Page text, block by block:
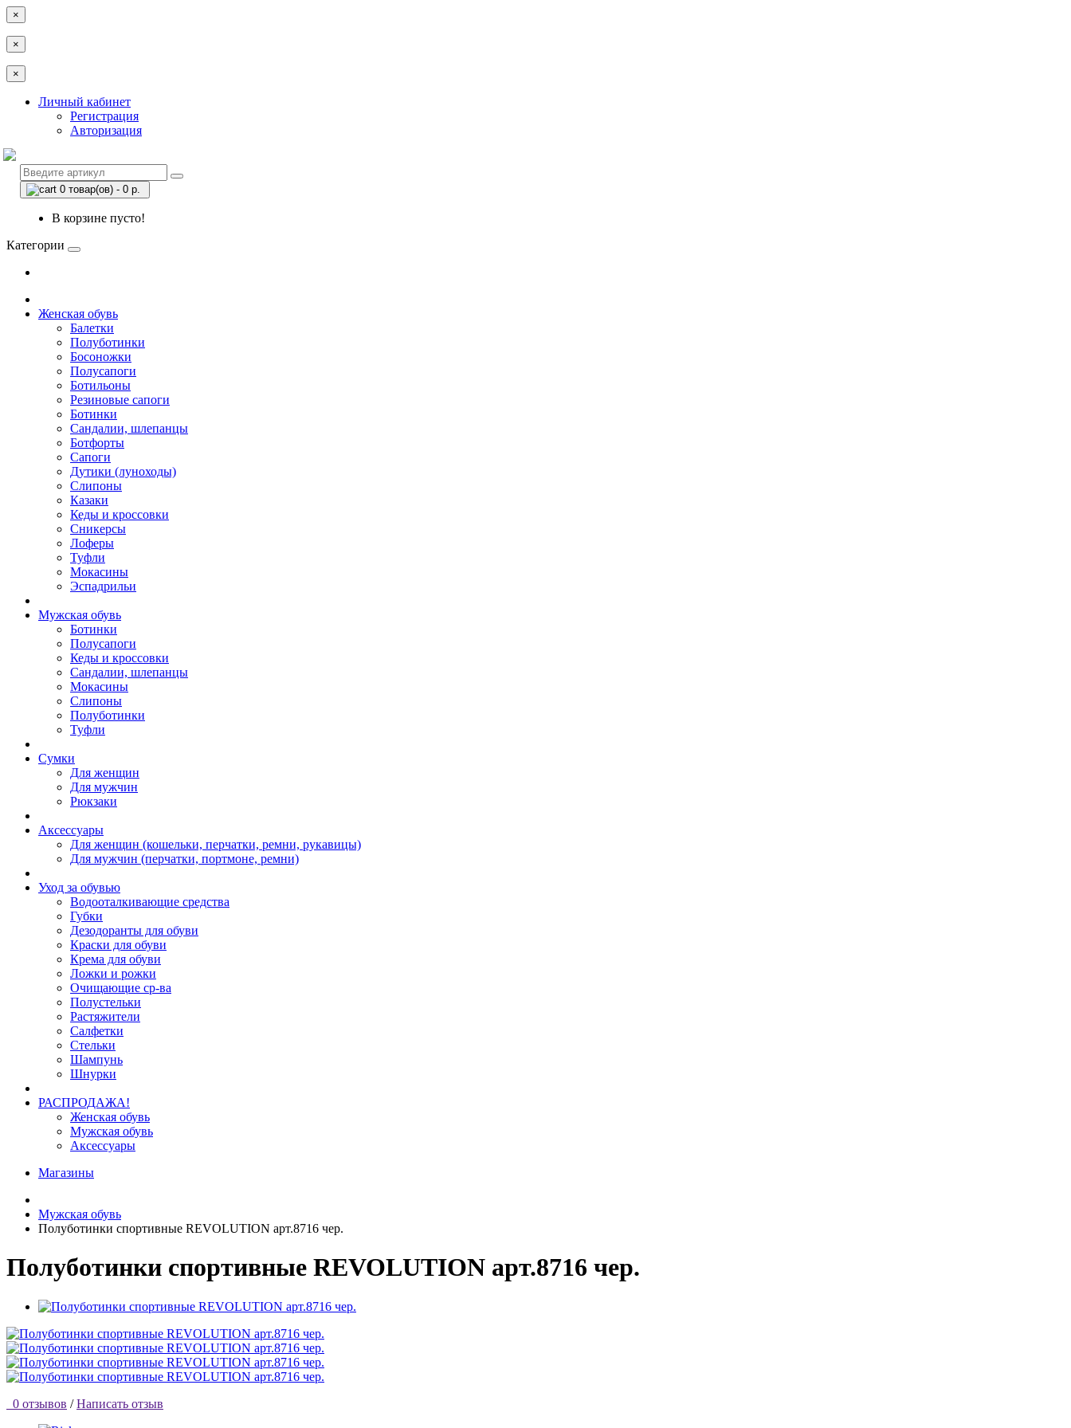
×
×
×
Личный кабинет
Регистрация
Авторизация
0 товар(ов) - 0 р.
В корзине пусто!
Категории
Женская обувь
Балетки
Полуботинки
Босоножки
Полусапоги
Ботильоны
Резиновые сапоги
Ботинки
Сандалии, шлепанцы
Ботфорты
Сапоги
Дутики (луноходы)
Слипоны
Казаки
Кеды и кроссовки
Сникерсы
Лоферы
Туфли
Мокасины
Эспадрильи
Мужская обувь
Ботинки
Полусапоги
Кеды и кроссовки
Сандалии, шлепанцы
Мокасины
Слипоны
Полуботинки
Туфли
Сумки
Для женщин
Для мужчин
Рюкзаки
Аксессуары
Для женщин (кошельки, перчатки, ремни, рукавицы)
Для мужчин (перчатки, портмоне, ремни)
Уход за обувью
Водооталкивающие средства
Губки
Дезодоранты для обуви
Краски для обуви
Крема для обуви
Ложки и рожки
Очищающие ср-ва
Полустельки
Растяжители
Салфетки
Стельки
Шампунь
Шнурки
РАСПРОДАЖА!
Женская обувь
Мужская обувь
Аксессуары
Магазины
Мужская обувь
Полуботинки спортивные REVOLUTION арт.8716 чер.
Полуботинки спортивные REVOLUTION арт.8716 чер.
0 отзывов / Написать отзыв